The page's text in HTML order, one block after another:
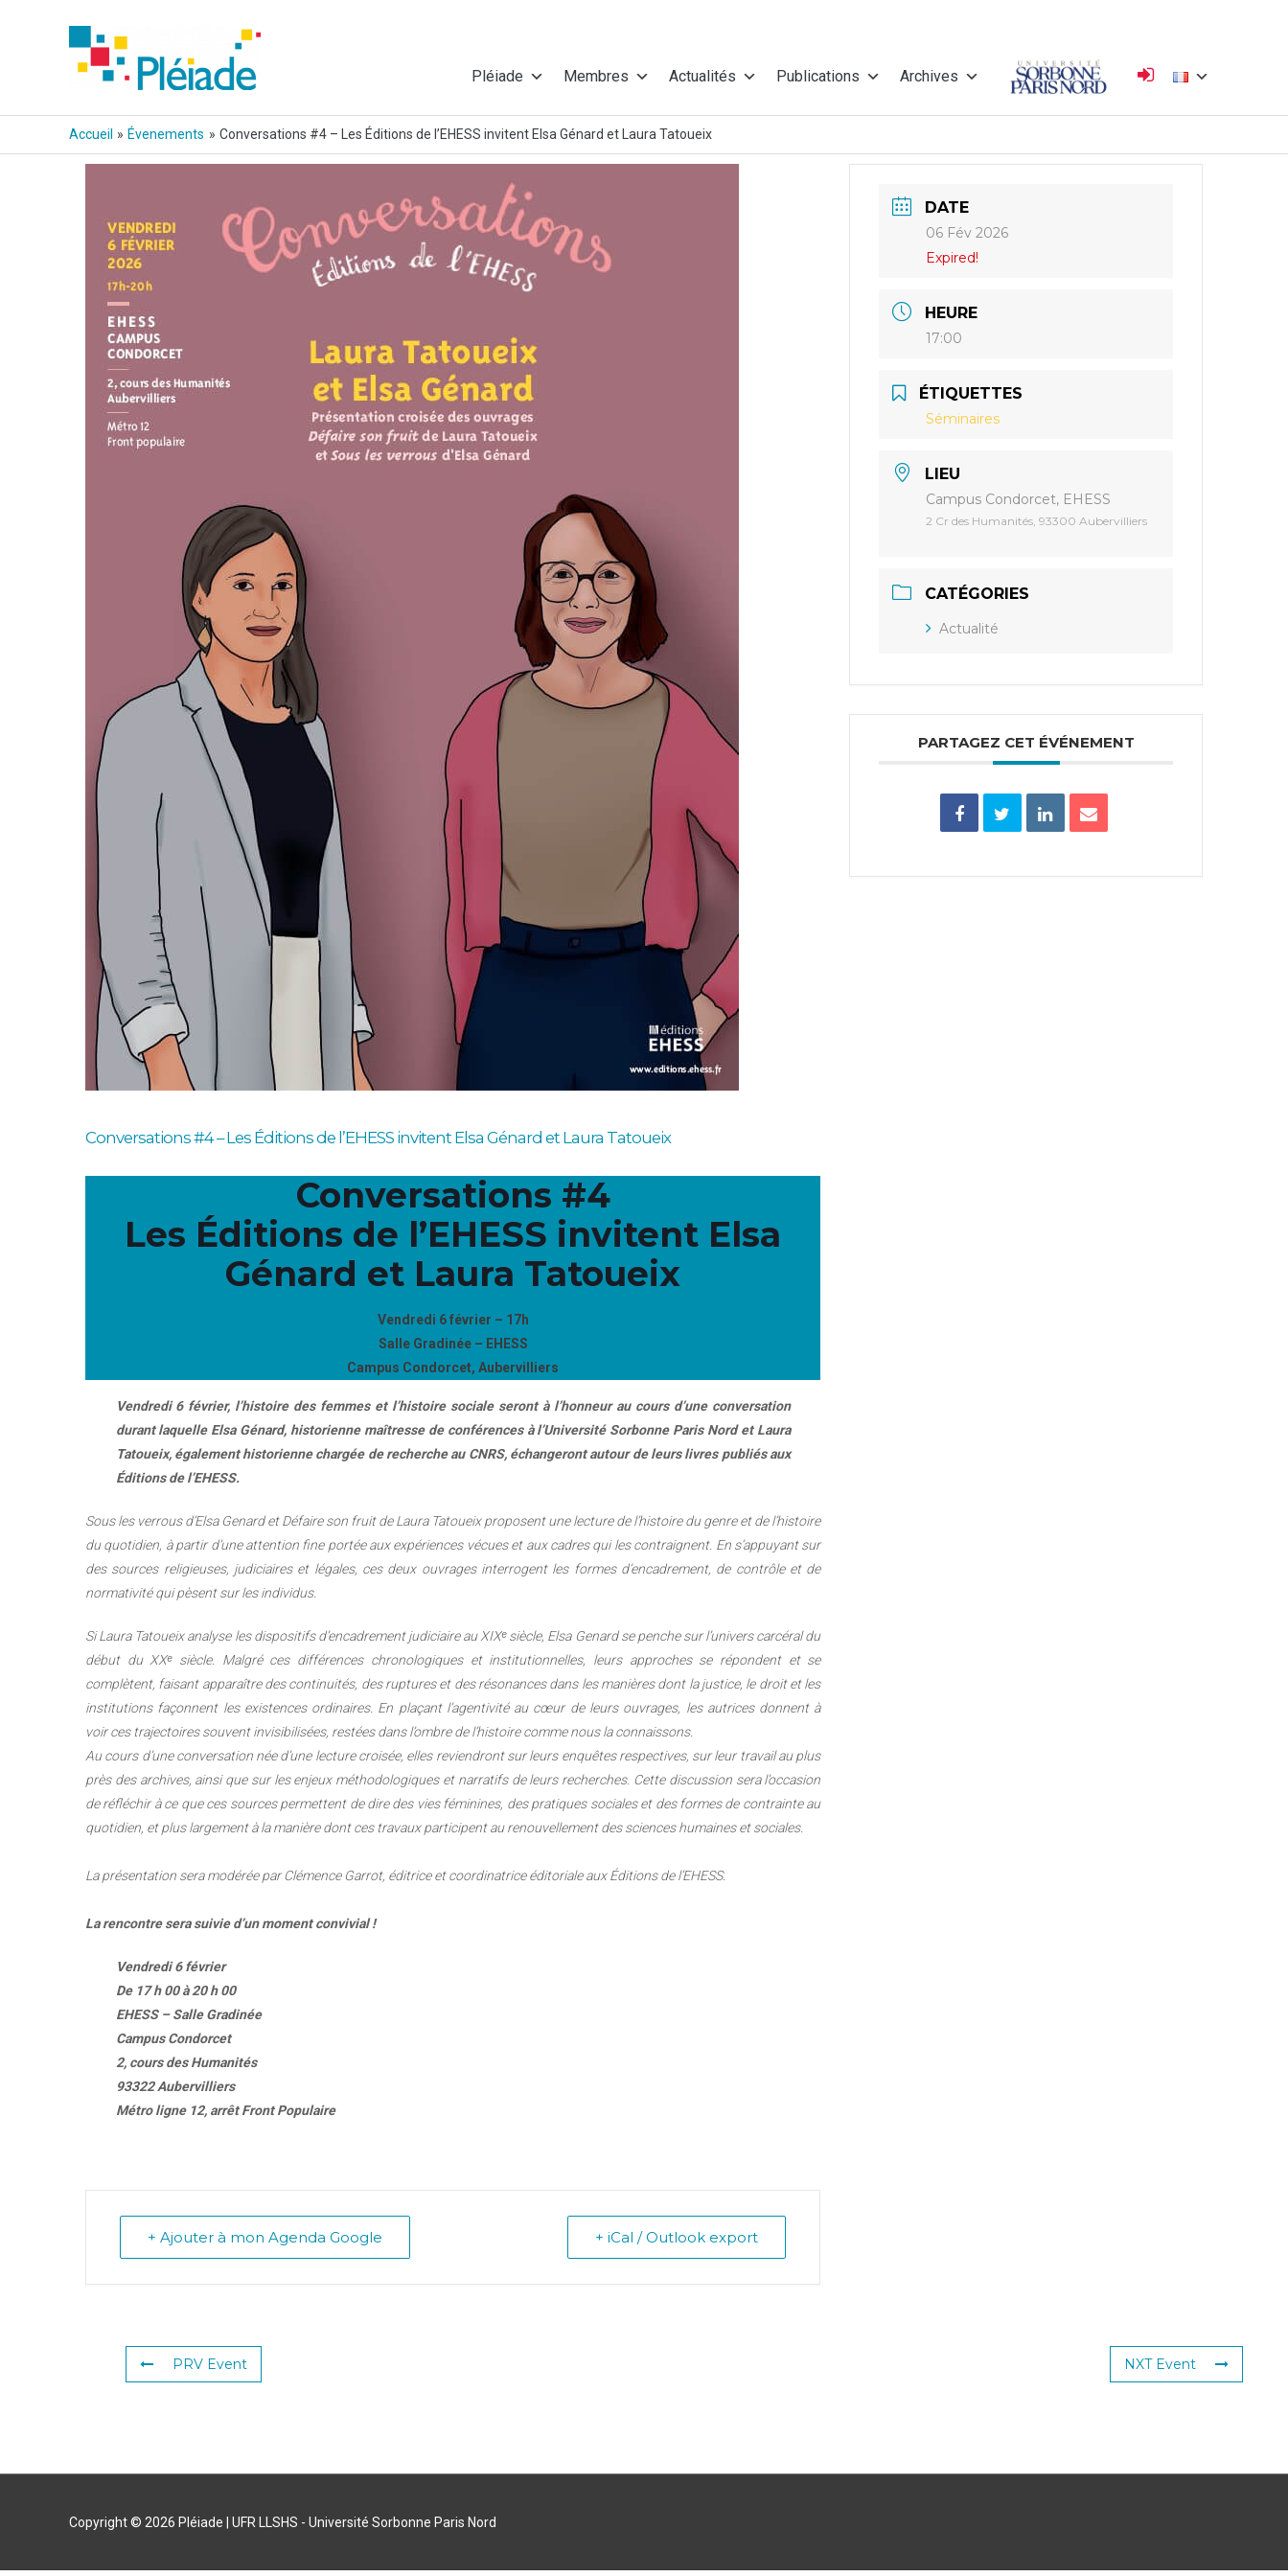
Pléiade Membres Actualités Publications Archives
Université
Sorbonne Paris
Accueil Évenements Conversations #4 – Les Éditions de l’EHESS invitent Elsa Génard et Laura Tatoueix
Conversations #4 – Les Éditions de l’EHESS invitent Elsa Génard et Laura Tatoueix
Conversations #4
Les Éditions de l’EHESS invitent Elsa
Génard et Laura Tatoueix
Vendredi 6 février – 17h
Salle Gradinée – EHESS
Campus Condorcet, Aubervilliers
Vendredi 6 février, l’histoire des femmes et l’histoire sociale seront à l’honneur au cours d’une conversation
durant laquelle Elsa Génard, historienne maîtresse de conférences à l’Université Sorbonne Paris Nord et Laura
Tatoueix, également historienne chargée de recherche au CNRS, échangeront autour de leurs livres publiés aux
Éditions de l’EHESS.
Sous les verrous d’Elsa Genard et Défaire son fruit de Laura Tatoueix proposent une lecture de l’histoire du genre et de l’histoire
du quotidien, à partir d’une attention fine portée aux expériences vécues et aux cadres qui les contraignent. En s’appuyant sur
des sources religieuses, judiciaires et légales, ces deux ouvrages interrogent les formes d’encadrement, de contrôle et de
normativité qui pèsent sur les individus.
Si Laura Tatoueix analyse les dispositifs d’encadrement judiciaire au XIXᵉ siècle, Elsa Genard se penche sur l’univers carcéral du
début du XXᵉ siècle. Malgré ces différences chronologiques et institutionnelles, leurs approches se répondent et se
complètent, faisant apparaître des continuités, des ruptures et des résonances dans les manières dont la justice, le droit et les
institutions façonnent les existences ordinaires. En plaçant l’agentivité au cœur de leurs ouvrages, les autrices donnent à
voir ces trajectoires souvent invisibilisées, restées dans l’ombre de l’histoire comme nous la connaissons.
Au cours d’une conversation née d’une lecture croisée, elles reviendront sur leurs enquêtes respectives, sur leur travail au plus
près des archives, ainsi que sur les enjeux méthodologiques et narratifs de leurs recherches. Cette discussion sera l’occasion
de réfléchir à ce que ces sources permettent de dire des vies féminines, des pratiques sociales et des formes de contrainte au
quotidien, et plus largement à la manière dont ces travaux participent au renouvellement des sciences humaines et sociales.
La présentation sera modérée par Clémence Garrot, éditrice et coordinatrice éditoriale aux Éditions de l’EHESS.
La rencontre sera suivie d’un moment convivial !
Vendredi 6 février
De 17 h 00 à 20 h 00
EHESS – Salle Gradinée
Campus Condorcet
2, cours des Humanités
93322 Aubervilliers
Métro ligne 12, arrêt Front Populaire
+ Ajouter à mon Agenda Google + iCal / Outlook export
DATE
06 Fév 2026
Expired!
HEURE
17:00
ÉTIQUETTES
Séminaires
LIEU
Campus Condorcet, EHESS
2 Cr des Humanités, 93300 Aubervilliers
CATÉGORIES
Actualité
PARTAGEZ CET ÉVÉNEMENT
PRV Event NXT Event
Copyright © 2026 Pléiade | UFR LLSHS - Université Sorbonne Paris Nord